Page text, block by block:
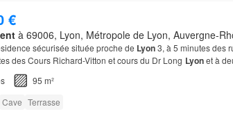
€
à 69006, Lyon, Métropole de Lyon, Auvergne-
sécurisée située proche de Lyon3, à 5 minutes des
des Cours Richard-Vitton et cours du Dr Long Lyonet à
95 m²
Cave Terrasse